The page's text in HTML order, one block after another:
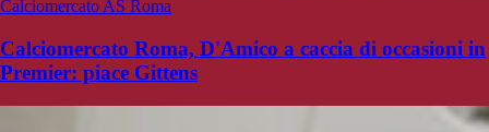
Calciomercato AS Roma
Calciomercato Roma, D'Amico a caccia di occasioni in
Premier: piace Gittens